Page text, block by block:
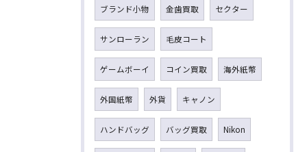
ブランド小物 金歯買取 セクター
サンローラン 毛皮コート
ゲームボーイ コイン買取 海外紙幣
外国紙幣 外貨 キャノン
ハンドバッグ バッグ買取 Nikon